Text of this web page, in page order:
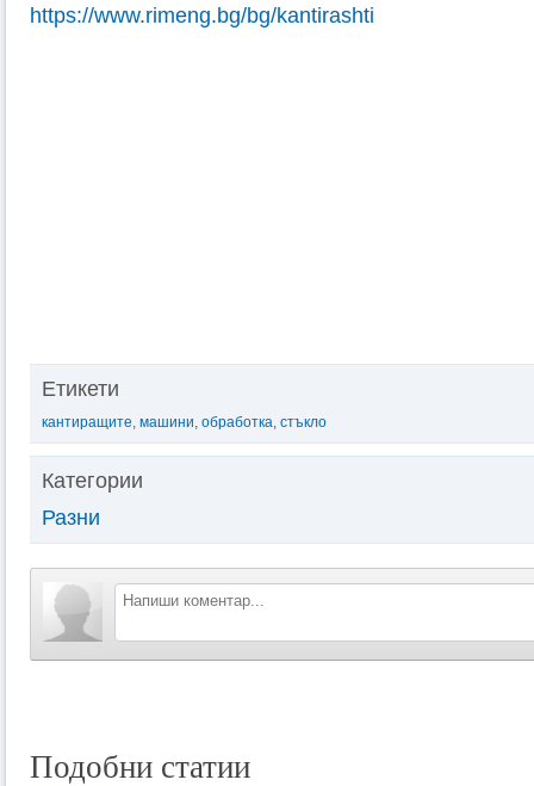
https://www.rimeng.bg/bg/kantirashti
Етикети
кантиращите, машини, обработка, стъкло
Категории
Разни
Подобни статии